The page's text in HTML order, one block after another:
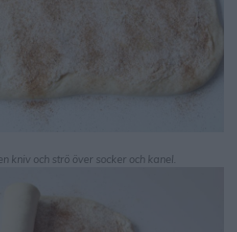
kniv och strö över socker och kanel.